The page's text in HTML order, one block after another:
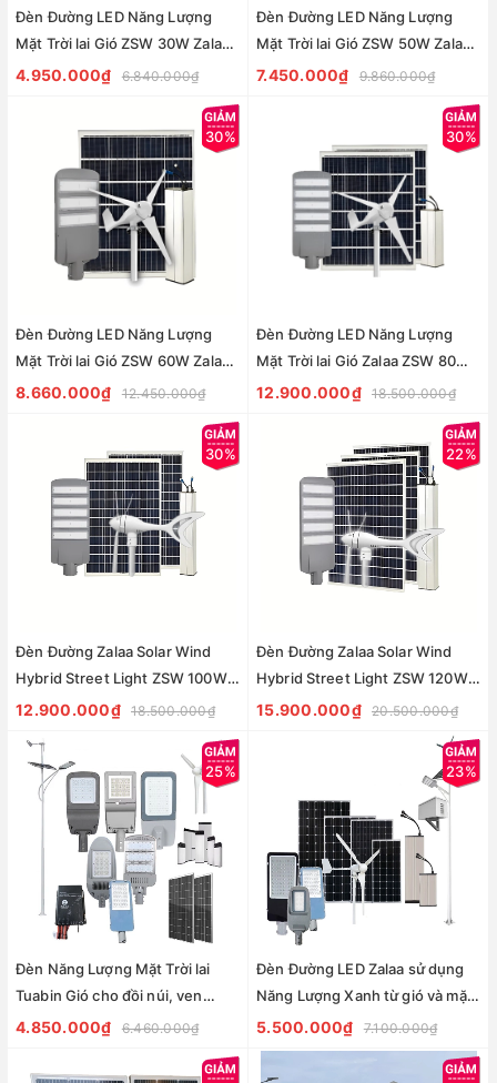
Đèn Đường LED Năng Lượng
Mặt Trời lai Gió ZSW 30W Zalaa
dành cho dự án
4.950.000₫ 6.840.000₫
Đèn Đường LED Năng Lượng
Mặt Trời lai Gió ZSW 50W Zalaa
dành cho dự án
7.450.000₫ 9.860.000₫
30%
Đèn Đường LED Năng Lượng
Mặt Trời lai Gió ZSW 60W Zalaa
dành cho dự án
8.660.000₫ 12.450.000₫
30%
Đèn Đường LED Năng Lượng
Mặt Trời lai Gió Zalaa ZSW 80W
Dành cho dự án
12.900.000₫ 18.500.000₫
30%
Đèn Đường Zalaa Solar Wind
Hybrid Street Light ZSW 100W
Dành cho dự án
12.900.000₫ 18.500.000₫
22%
Đèn Đường Zalaa Solar Wind
Hybrid Street Light ZSW 120W
Dành cho dự án
15.900.000₫ 20.500.000₫
25%
Đèn Năng Lượng Mặt Trời lai
Tuabin Gió cho đồi núi, ven
biển, nông thôn
4.850.000₫ 6.460.000₫
23%
Đèn Đường LED Zalaa sử dụng
Năng Lượng Xanh từ gió và mặt
trời dành cho dự án
5.500.000₫ 7.100.000₫